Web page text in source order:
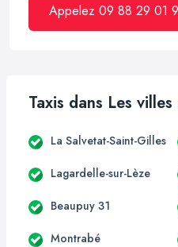
Appelez 09 88 29 01
Taxis dans Les
La Salvetat-Saint-Gilles
Lagardelle-sur-Lèze
Beaupuy 31
Montrabé